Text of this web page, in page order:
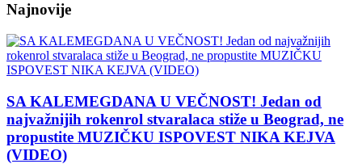
Najnovije
SA KALEMEGDANA U VEČNOST! Jedan od
najvažnijih rokenrol stvaralaca stiže u Beograd, ne
propustite MUZIČKU ISPOVEST NIKA KEJVA
(VIDEO)